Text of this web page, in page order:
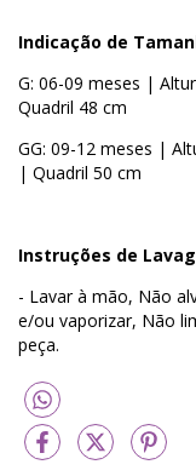
Indicação de
G: 06-09 meses |
Quadril 48 cm
GG: 09-12 meses |
| Quadril 50 cm
Instruções de
- Lavar à mão, Não
e/ou vaporizar, Não
peça.